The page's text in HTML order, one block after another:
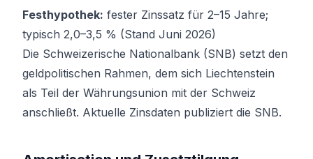
Festhypothek: fester Zinssatz für 2–15 Jahre;
typisch 2,0–3,5 % (Stand Juni 2026)
Die Schweizerische Nationalbank (SNB) setzt den
geldpolitischen Rahmen, dem sich Liechtenstein
als Teil der Währungsunion mit der Schweiz
anschließt. Aktuelle Zinsdaten publiziert die SNB.